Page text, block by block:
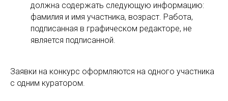
должна содержать следующую информацию:
фамилия и имя участника, возраст. Работа,
подписанная в графическом редакторе, не
является подписанной.
Заявки на конкурс оформляются на одного участника
с одним куратором.